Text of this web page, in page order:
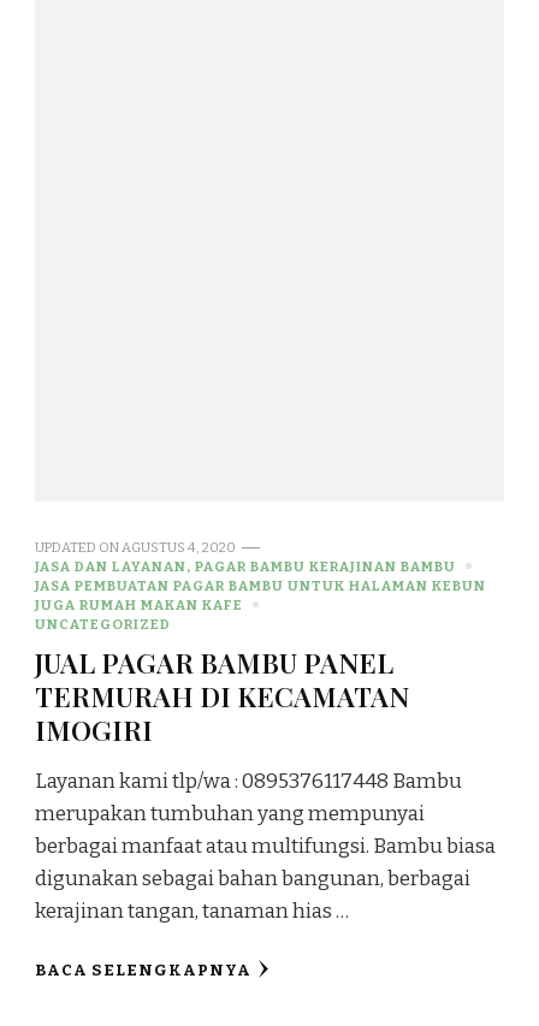
UPDATED ONAGUSTUS 4, 2020
JASA DAN LAYANAN, PAGAR BAMBU KERAJINAN BAMBU
JASA PEMBUATAN PAGAR BAMBU UNTUK HALAMAN KEBUN
JUGA RUMAH MAKAN KAFE
UNCATEGORIZED
JUAL PAGAR BAMBU PANEL
TERMURAH DI KECAMATAN
IMOGIRI
Layanan kami tlp/wa : 0895376117448 Bambu
merupakan tumbuhan yang mempunyai
berbagai manfaat atau multifungsi. Bambu biasa
digunakan sebagai bahan bangunan, berbagai
kerajinan tangan, tanaman hias …
BACA SELENGKAPNYA